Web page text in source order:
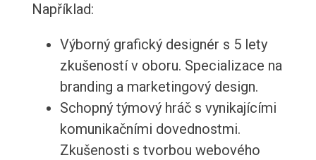
Například:
Výborný grafický designér s 5 lety
zkušeností v oboru. Specializace na
branding a marketingový design.
Schopný týmový hráč s vynikajícími
komunikačními dovednostmi.
Zkušenosti s tvorbou webového